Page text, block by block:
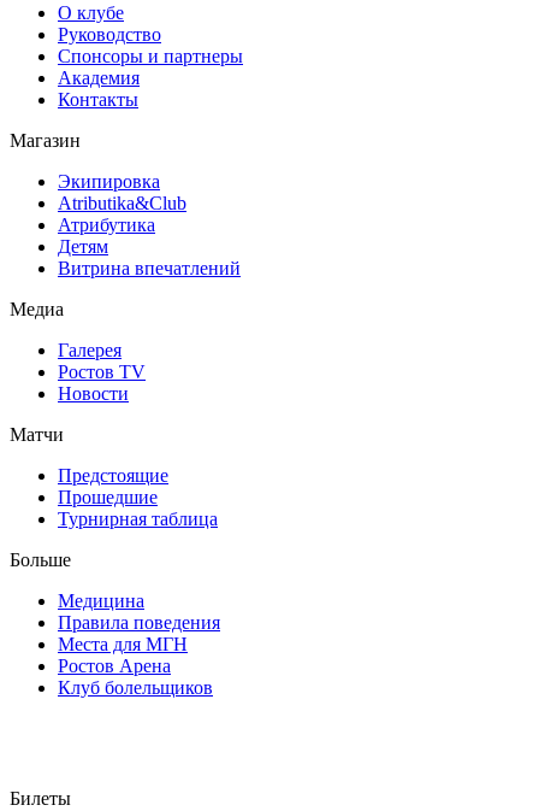
О клубе
Руководство
Спонсоры и партнеры
Академия
Контакты
Магазин
Экипировка
Atributika&Club
Атрибутика
Детям
Витрина впечатлений
Медиа
Галерея
Ростов TV
Новости
Матчи
Предстоящие
Прошедшие
Турнирная таблица
Больше
Медицина
Правила поведения
Места для МГН
Ростов Арена
Клуб болельщиков
Билеты